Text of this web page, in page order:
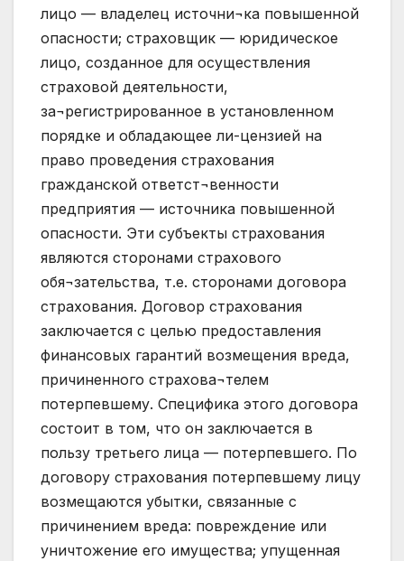
лицо — владелец источни¬ка повышенной
опасности; страховщик — юридическое
лицо, созданное для осуществления
страховой деятельности,
за¬регистрированное в установленном
порядке и обладающее ли-цензией на
право проведения страхования
гражданской ответст¬венности
предприятия — источника повышенной
опасности. Эти субъекты страхования
являются сторонами страхового
обя¬зательства, т.е. сторонами договора
страхования. Договор страхования
заключается с целью предоставления
финансовых гарантий возмещения вреда,
причиненного страхова¬телем
потерпевшему. Специфика этого договора
состоит в том, что он заключается в
пользу третьего лица — потерпевшего. По
договору страхования потерпевшему лицу
возмещаются убытки, связанные с
причинением вреда: повреждение или
уничтожение его имущества; упущенная